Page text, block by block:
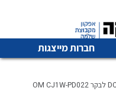
חברות מייצגות